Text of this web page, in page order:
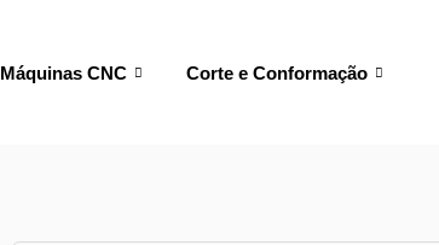
Máquinas CNC Corte e Conformação